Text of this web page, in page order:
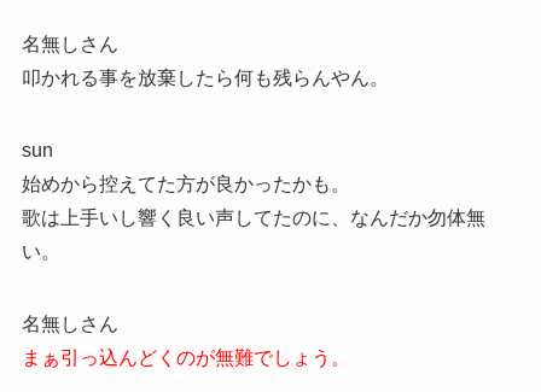
名無しさん
叩かれる事を放棄したら何も残らんやん。
sun
始めから控えてた方が良かったかも。
歌は上手いし響く良い声してたのに、なんだか勿体無
い。
名無しさん
まぁ引っ込んどくのが無難でしょう。